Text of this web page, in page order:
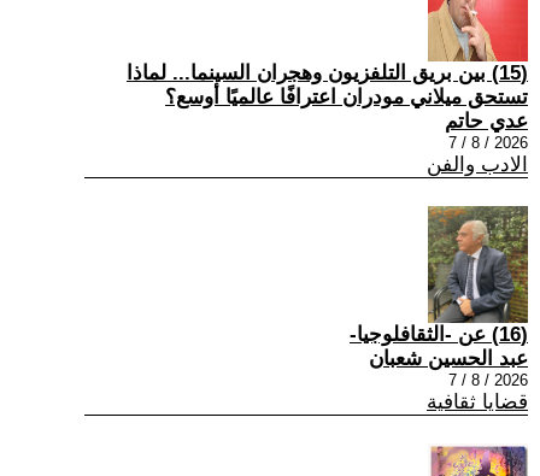
(15) بين بريق التلفزيون وهجران السينما... لماذا
تستحق ميلاني مودران اعترافًا عالميًا أوسع؟
عدي حاتم
2026 / 8 / 7
الادب والفن
(16) عن -الثقافلوجيا-
عبد الحسين شعبان
2026 / 8 / 7
قضايا ثقافية